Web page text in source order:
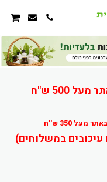
500 ש"ח
350 ש''ח
עיכובים במשלוחים)